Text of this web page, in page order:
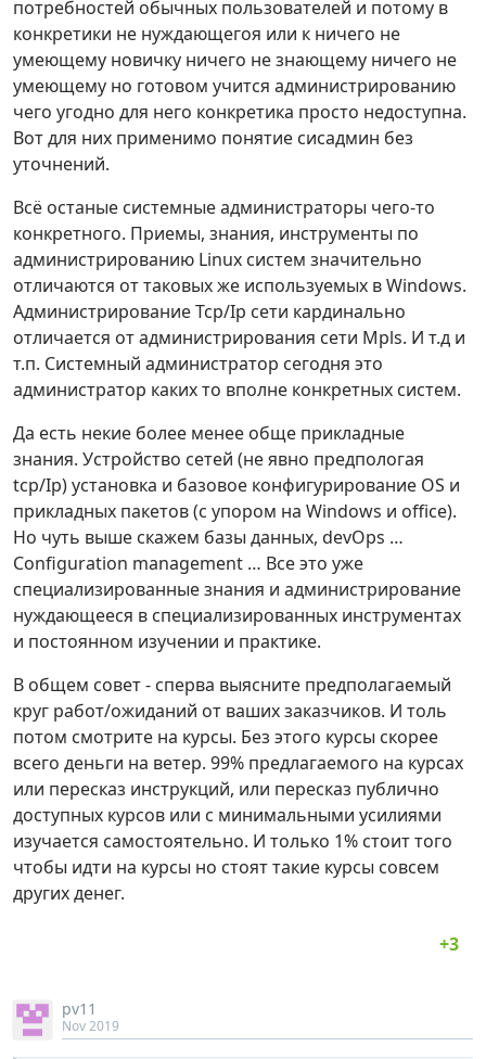
потребностей обычных пользователей и потому в
конкретики не нуждающегоя или к ничего не
умеющему новичку ничего не знающему ничего не
умеющему но готовом учится администрированию
чего угодно для него конкретика просто недоступна.
Вот для них применимо понятие сисадмин без
уточнений.
Всё останые системные администраторы чего-то
конкретного. Приемы, знания, инструменты по
администрированию Linux систем значительно
отличаются от таковых же используемых в Windows.
Администрирование Tcp/Ip сети кардинально
отличается от администрирования сети Mpls. И т.д и
т.п. Системный администратор сегодня это
администратор каких то вполне конкретных систем.
Да есть некие более менее обще прикладные
знания. Устройство сетей (не явно предпологая
tcp/Ip) установка и базовое конфигурирование OS и
прикладных пакетов (с упором на Windows и office).
Но чуть выше скажем базы данных, devOps …
Configuration management … Все это уже
специализированные знания и администрирование
нуждающееся в специализированных инструментах
и постоянном изучении и практике.
В общем совет - сперва выясните предполагаемый
круг работ/ожиданий от ваших заказчиков. И толь
потом смотрите на курсы. Без этого курсы скорее
всего деньги на ветер. 99% предлагаемого на курсах
или пересказ инструкций, или пересказ публично
доступных курсов или с минимальными усилиями
изучается самостоятельно. И только 1% стоит того
чтобы идти на курсы но стоят такие курсы совсем
других денег.
pv11
Nov 2019